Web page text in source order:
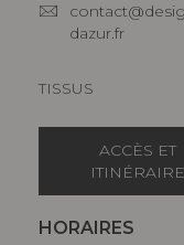
dazur.fr
TISSUS
ACCÈS ET
ITINÉRAIRE
HORAIRES